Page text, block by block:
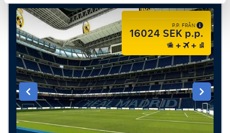
P.P. FRÅN
16024 SEK p.p.